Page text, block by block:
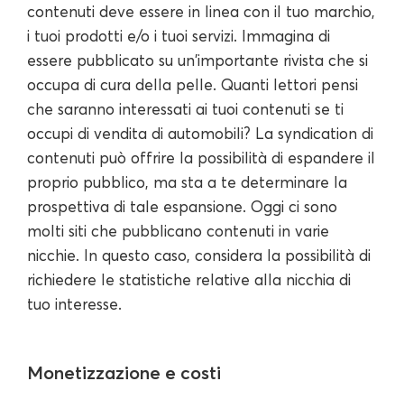
contenuti deve essere in linea con il tuo marchio,
i tuoi prodotti e/o i tuoi servizi. Immagina di
essere pubblicato su un'importante rivista che si
occupa di cura della pelle. Quanti lettori pensi
che saranno interessati ai tuoi contenuti se ti
occupi di vendita di automobili? La syndication di
contenuti può offrire la possibilità di espandere il
proprio pubblico, ma sta a te determinare la
prospettiva di tale espansione. Oggi ci sono
molti siti che pubblicano contenuti in varie
nicchie. In questo caso, considera la possibilità di
richiedere le statistiche relative alla nicchia di
tuo interesse.
Monetizzazione e costi